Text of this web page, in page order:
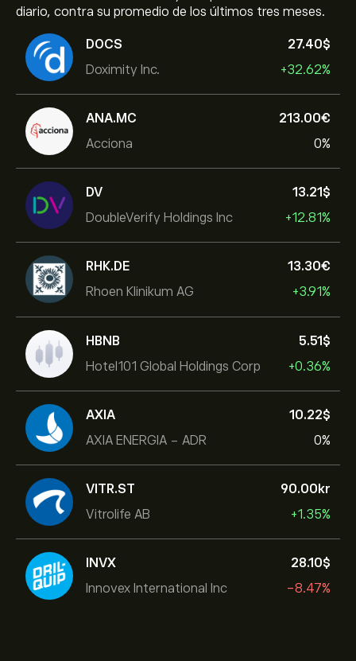
diario, contra su promedio de los últimos tres meses.
DOCS
Doximity Inc.
27.40‎$‎
+32.62%
ANA.MC
Acciona
213.00‎€‎
0%
DV
DoubleVerify Holdings Inc
13.21‎$‎
+12.81%
RHK.DE
Rhoen Klinikum AG
13.30‎€‎
+3.91%
HBNB
Hotel101 Global Holdings Corp
5.51‎$‎
+0.36%
AXIA
AXIA ENERGIA - ADR
10.22‎$‎
0%
VITR.ST
Vitrolife AB
90.00‎kr‎
+1.35%
INVX
Innovex International Inc
28.10‎$‎
-8.47%